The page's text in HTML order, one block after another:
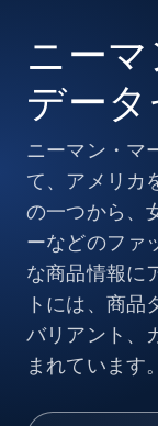
ニー
データ
ニーマン・マ
て、アメリカ
の一つから、
ーなどのファ
な商品情報に
トには、商品
バリアント、
まれています。